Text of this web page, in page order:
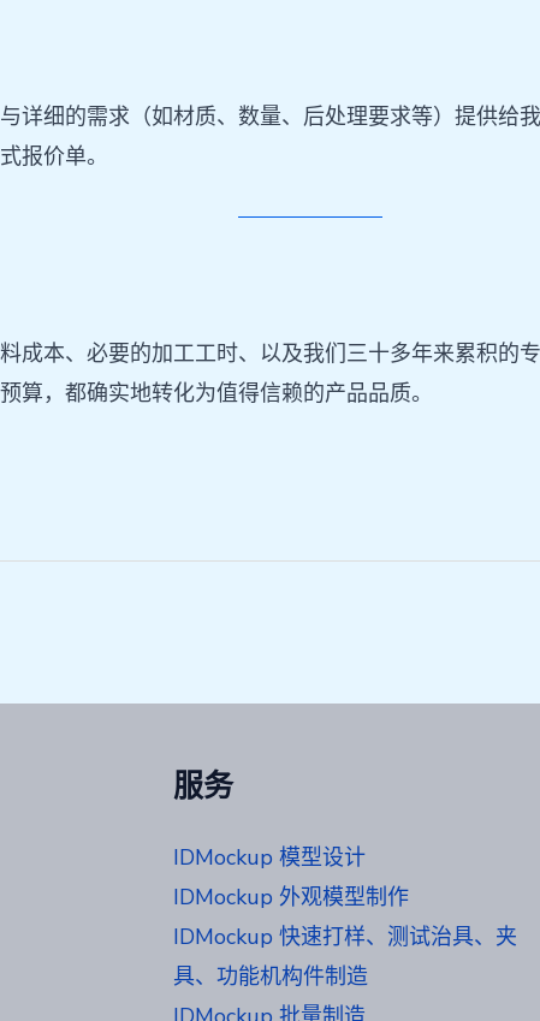
详细的需求（如材质、数量、后处理要求等）提供给
报价单。
成本、必要的加工工时、以及我们三十多年来累积的
算，都确实地转化为值得信赖的产品品质。
服务
IDMockup 模型设计
IDMockup 外观模型制作
IDMockup 快速打样、测试治具、夹
具、功能机构件制造